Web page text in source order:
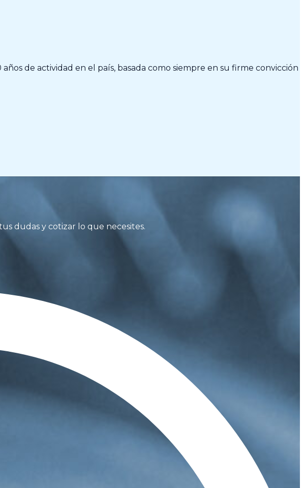
de actividad en el país, basada como siempre en su firme convicción
dudas y cotizar lo que necesites.